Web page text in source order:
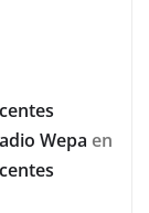
Wepa en